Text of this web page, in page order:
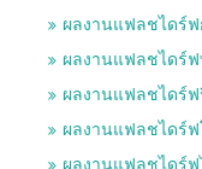
ผลงานแฟลชไดร์ฟ
ผลงานแฟลชไดร์ฟ
ผลงานแฟลชไดร์ฟ
ผลงานแฟลชไดร์ฟ
ผลงานแฟลชไดร์ฟ